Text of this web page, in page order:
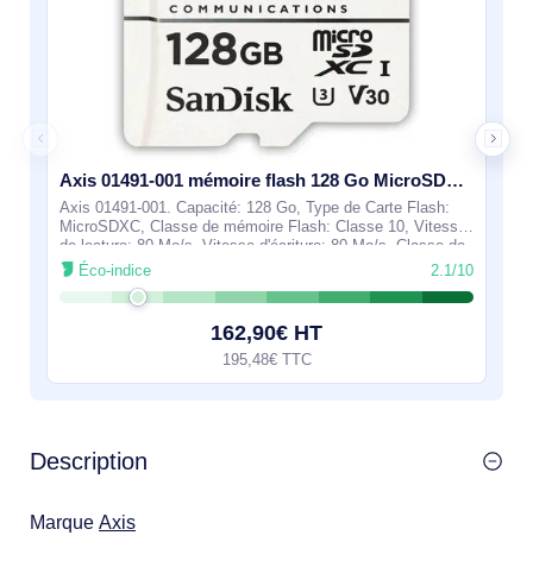
Axis 01491-001 mémoire flash 128 Go MicroSDXC Classe 10
Axis 01491-001. Capacité: 128 Go, Type de Carte Flash:
MicroSDXC, Classe de mémoire Flash: Classe 10, Vitesse
de lecture: 80 Mo/s, Vitesse d'écriture: 80 Mo/s, Classe de
vitesse UHS: Class 1 (U1).
Éco-indice 2.1/10
162,90€ HT
195,48€ TTC
Description
Marque Axis